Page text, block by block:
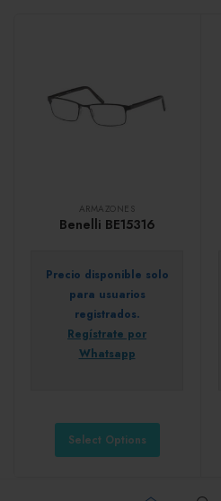
ARMAZONES
Benelli BE15316
Precio disponible solo
para usuarios
registrados.
Regístrate por
Whatsapp
Select Options